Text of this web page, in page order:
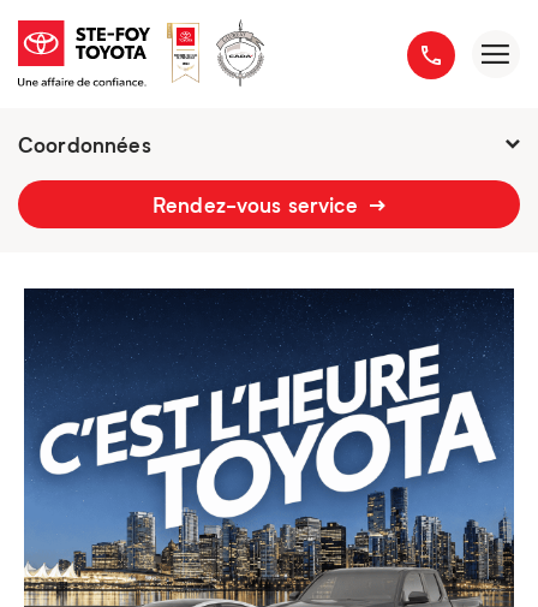
Coordonnées
2777 boulevard du Versant-Nord
Rendez-vous service